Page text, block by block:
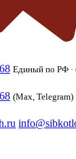
Единый по РФ ·
(Max, Telegram)